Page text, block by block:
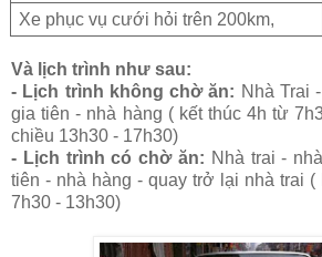
Xe phục vụ cưới hỏi trên 200km,
Và lịch trình như sau:
- Lịch trình không chờ ăn: Nhà Trai
gia tiên - nhà hàng ( kết thúc 4h từ
chiều 13h30 - 17h30)
- Lịch trình có chờ ăn: Nhà trai -
tiên - nhà hàng - quay trở lại nhà trai
7h30 - 13h30)